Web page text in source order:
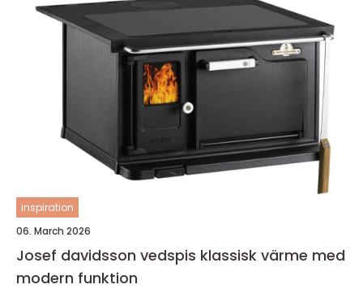
inspiration
06. March 2026
Josef davidsson vedspis klassisk värme med
modern funktion